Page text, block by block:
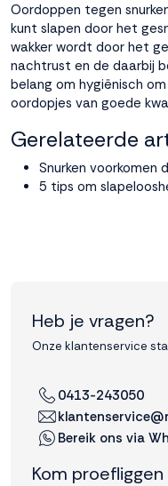
Oordoppen tegen
kunt slapen door het
wakker wordt door het
nachtrust en de daarbij
belang om hygiënisch
oordopjes van goede
Gerelateerde
Snurken voorkomen
5 tips om
Heb je vragen?
Onze klantenservice
0413-243050
Bereik ons via
Kom proefliggen